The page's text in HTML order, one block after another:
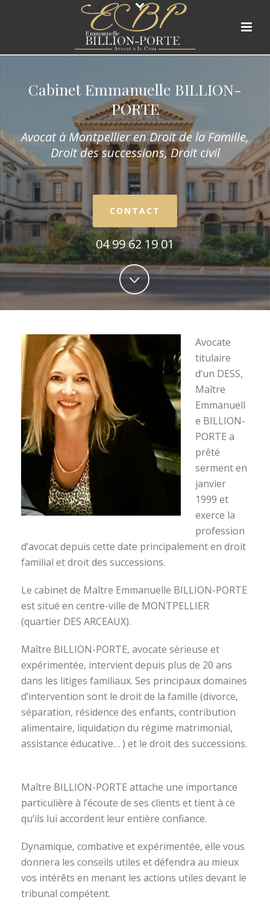
Cabinet Emmanuelle BILLION-
PORTE
Avocat à Montpellier en Droit de la Famille,
Droit des successions, Droit civil
CONTACT
04 99 62 19 01
Avocate
titulaire
d’un DESS,
Maître
Emmanuell
e BILLION-
PORTE a
prêté
serment en
janvier
1999 et
exerce la
profession
d’avocat depuis cette date principalement en droit
familial et droit des successions.
Le cabinet de Maître Emmanuelle BILLION-PORTE
est situé en centre-ville de MONTPELLIER
(quartier DES ARCEAUX).
Maître BILLION-PORTE, avocate sérieuse et
expérimentée, intervient depuis plus de 20 ans
dans les litiges familiaux. Ses principaux domaines
d’intervention sont le droit de la famille (divorce,
séparation, résidence des enfants, contribution
alimentaire, liquidation du régime matrimonial,
assistance éducative… ) et le droit des successions.
Maître BILLION-PORTE attache une importance
particulière à l’écoute de ses clients et tient à ce
qu’ils lui accordent leur entière confiance.
Dynamique, combative et expérimentée, elle vous
donnera les conseils utiles et défendra au mieux
vos intérêts en menant les actions utiles devant le
tribunal compétent.